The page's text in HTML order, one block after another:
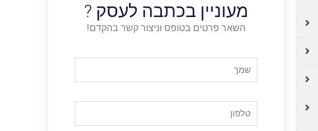
מעוניין בכתבה לעסק ?
השאר פרטים בטופס וניצור קשר בהקדם!